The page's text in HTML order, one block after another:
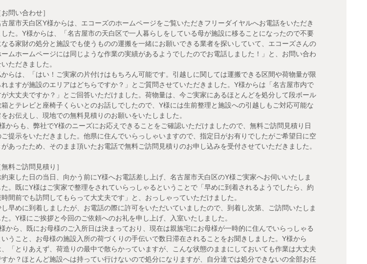
お問い合わせ］
古屋市天白区Y様からは、エコーズのホームページをご覧いただきフリーダイヤルへお電話をいただき
した。Y様からは、「名古屋市の天白区で一人暮らしをしている母が施設に移ることになったので不要
なる家財の処分と施設でも使うものの運搬を一緒にお願いできる業者を探いしていて、エコーズさんの
ームホームページには同じような作業の実績があるようでしたのでお電話しました！」と、お問い合わ
ただきました。
からは、「はい！ご実家の片付けはもちろん可能です。引越しに関しては運搬できる区間や荷物量が限
れますが施設のエリアはどちらですか？」とご質問させていただきました。Y様からは「名古屋市内で
が大丈夫ですか？」とご回答いただけました。荷物量は、今ご実家にあるほとんどを処分して段ボール
箱とテレビと座椅子くらいとのお話しでしたので、Y様には生前整理と施設への引越しもご対応可能な
をお伝えし、現地での無料見積りのお願いをいたしました。
からも、弊社でY様のニーズにお応えできることをご確認いただけましたので、無料ご訪問見積り日
ご提示をいただきました。他県に住んでいらっしゃいますので、指定日がお有りでしたがご希望日に空
があったため、そのまま頂いたお電話で無料ご訪問見積りのお申し込みを受付させていただきました。
無料ご訪問見積り］
約束した日の当日、向かう前にY様へお電話差し上げ、名古屋市天白区のY様ご実家へお伺いいたしま
た。既にY様はご実家で整理をされていらっしゃるということで「早めに到着されるようでしたら、約
時間前でも訪問してもらって大丈夫です」と、おっしゃっていただけました。
し早めに到着しましたが、お電話の際に許可をいただいていましたので、到着し次第、ご訪問いたしま
た。Y様にご挨拶と今回のご依頼へのお礼を申し上げ、入室いたしました。
から、既にお母様のご入所日は決まっており、現在は親族宅にお母様が一時的に住んでいらっしゃる
いうこと、お母様の施設入所の荷づくりの手伝いで数日滞在されることをお聞きしました。Y様から
、「とりあえず、荷造りの最中で散らかっていますが、こんな状態のままにしておいても作業は大丈夫
すか？ほとんど施設へは持ってい行けないので処分になりますが、自分達では処分できないの全部お任